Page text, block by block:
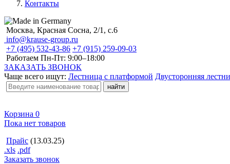
Контакты
Москва, Красная Сосна, 2/1, с.6
info@krause-group.ru
+7 (495) 532-43-86 +7 (915) 259-09-03
Работаем Пн-Пт: 9:00–18:00
ЗАКАЗАТЬ ЗВОНОК
Чаще всего ищут: Лестница с платформой Двусторонняя
Корзина 0
Пока нет товаров
Прайс (13.03.25)
.xls .pdf
Заказать звонок